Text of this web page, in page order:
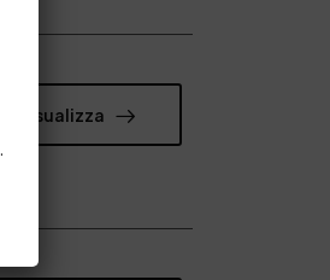
Visualizza
.